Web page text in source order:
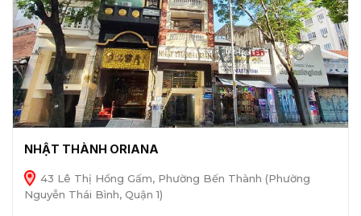
NHẬT THÀNH ORIANA
43 Lê Thị Hồng Gấm, Phường Bến Thành (Phường
Nguyễn Thái Bình, Quận 1)